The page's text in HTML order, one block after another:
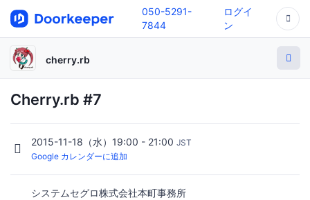
050-5291-
7844
ログイ
ン
cherry.rb
Cherry.rb #7
2015-11-18（水）19:00 - 21:00 JST
Google カレンダーに追加
システムセグロ株式会社本町事務所